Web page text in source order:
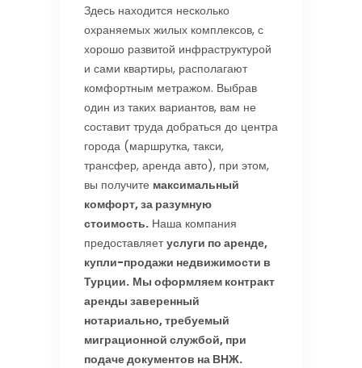
Здесь находится несколько
охраняемых жилых комплексов, с
хорошо развитой инфраструктурой
и сами квартиры, располагают
комфортным метражом. Выбрав
один из таких вариантов, вам не
составит труда добраться до центра
города (маршрутка, такси,
трансфер, аренда авто), при этом,
вы получите максимальный
комфорт, за разумную
стоимость. Наша компания
предоставляетуслуги по аренде,
купли-продажи недвижимости в
Турции. Мы оформляем контракт
аренды заверенный
нотариально, требуемый
миграционной службой, при
подаче документов на ВНЖ.